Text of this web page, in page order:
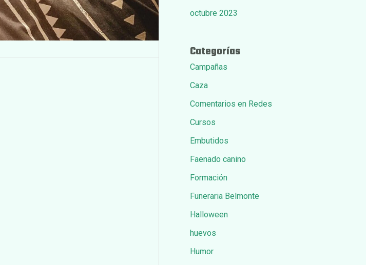
octubre 2023
Categorías
Campañas
Caza
Comentarios en Redes
Cursos
Embutidos
Faenado canino
Formación
Funeraria Belmonte
Halloween
huevos
Humor